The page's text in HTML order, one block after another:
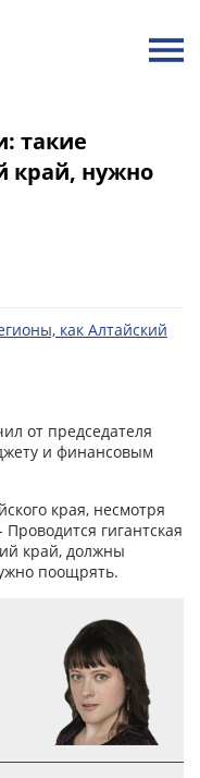
такие
край, нужно
от председателя
и финансовым
края, несмотря
гигантская
край, должны
поощрять.